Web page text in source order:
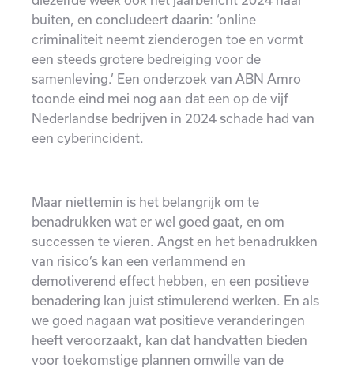
buiten, en concludeert daarin: ‘online
criminaliteit neemt zienderogen toe en vormt
een steeds grotere bedreiging voor de
samenleving.’ Een onderzoek van ABN Amro
toonde eind mei nog aan dat een op de vijf
Nederlandse bedrijven in 2024 schade had van
een cyberincident.
Maar niettemin is het belangrijk om te
benadrukken wat er wel goed gaat, en om
successen te vieren. Angst en het benadrukken
van risico’s kan een verlammend en
demotiverend effect hebben, en een positieve
benadering kan juist stimulerend werken. En als
we goed nagaan wat positieve veranderingen
heeft veroorzaakt, kan dat handvatten bieden
voor toekomstige plannen omwille van de